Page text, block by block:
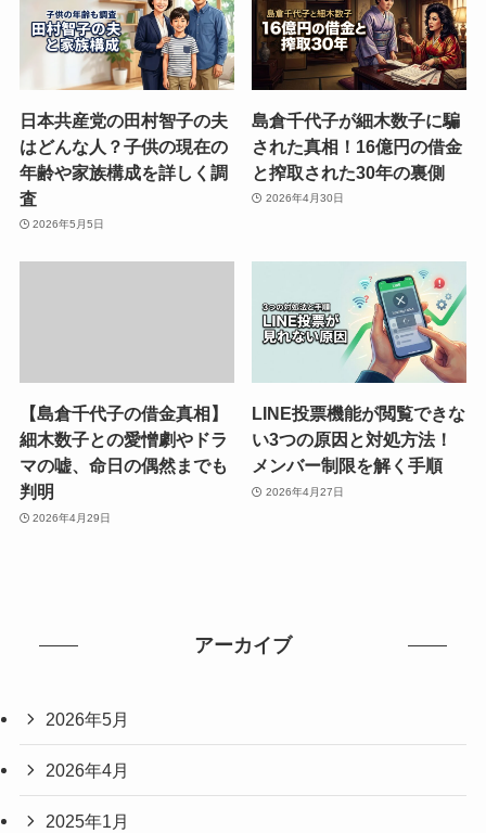
日本共産党の田村智子の夫
はどんな人？子供の現在の
年齢や家族構成を詳しく調
査
2026年5月5日
島倉千代子が細木数子に騙
された真相！16億円の借金
と搾取された30年の裏側
2026年4月30日
【島倉千代子の借金真相】
細木数子との愛憎劇やドラ
マの嘘、命日の偶然までも
判明
2026年4月29日
LINE投票機能が閲覧できな
い3つの原因と対処方法！
メンバー制限を解く手順
2026年4月27日
アーカイブ
2026年5月
2026年4月
2025年1月